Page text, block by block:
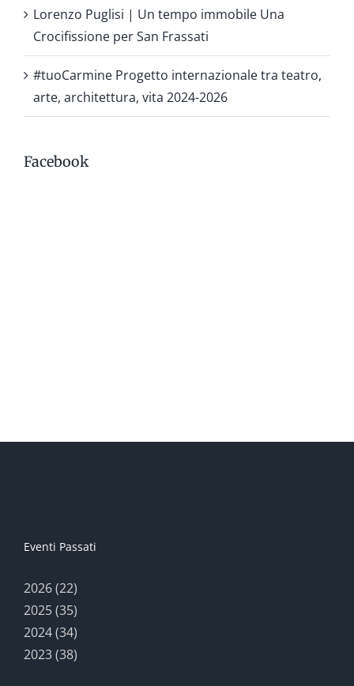
Lorenzo Puglisi | Un tempo immobile Una
Crocifissione per San Frassati
#tuoCarmine Progetto internazionale tra teatro,
arte, architettura, vita 2024-2026
Facebook
Eventi Passati
2026 (22)
2025 (35)
2024 (34)
2023 (38)